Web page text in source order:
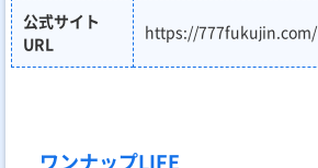
公式サイト
URL
https://777fukujin.com/